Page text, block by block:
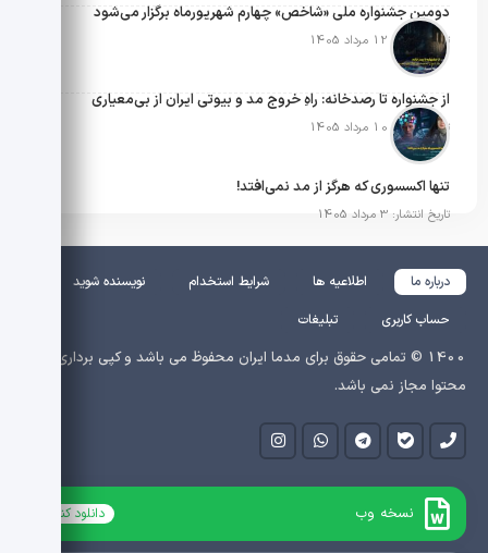
دومین جشنواره ملی «شاخص» چهارم شهریورماه برگزار می‌شود
تاریخ انتشار: 12 مرداد 1405
از جشنواره تا رصدخانه: راهِ خروج مد و بیوتی ایران از بی‌معیاری
تاریخ انتشار: 10 مرداد 1405
تنها اکسسوری که هرگز از مد نمی‌افتد!
تاریخ انتشار: 3 مرداد 1405
درباره ما اطلاعیه ها شرایط استخدام
نویسنده شوید
حساب کاربری
تبلیغات
1400 © تمامی حقوق برای مدما ایران محفوظ می باشد و کپی برداری از
محتوا مجاز نمی باشد.
نسخه وب دانلود کنید